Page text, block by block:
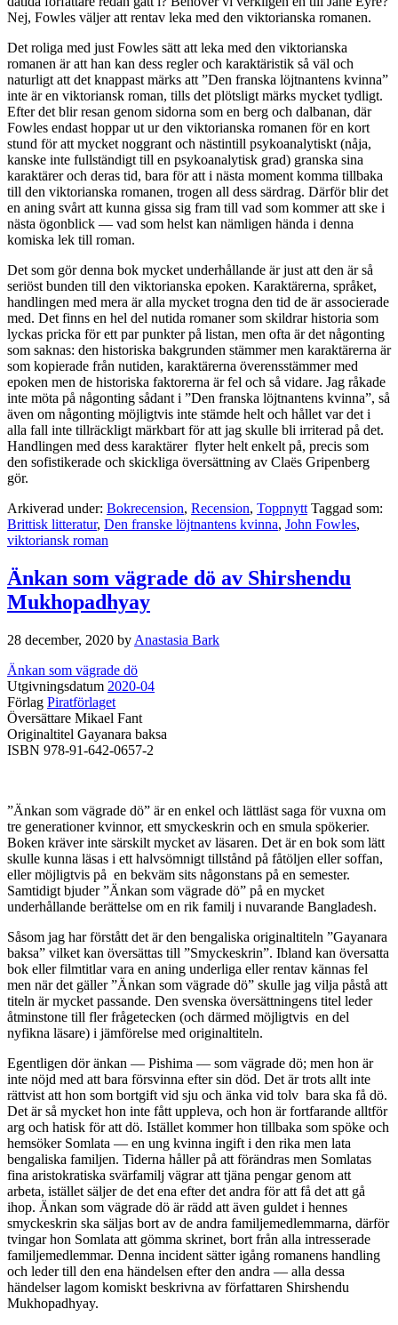
Nej, Fowles väljer att rentav leka med den viktorianska romanen.
Det roliga med just Fowles sätt att leka med den viktorianska
romanen är att han kan dess regler och karaktäristik så väl och
naturligt att det knappast märks att ”Den franska löjtnantens kvinna”
inte är en viktoriansk roman, tills det plötsligt märks mycket tydligt.
Efter det blir resan genom sidorna som en berg och dalbanan, där
Fowles endast hoppar ut ur den viktorianska romanen för en kort
stund för att mycket noggrant och nästintill psykoanalytiskt (nåja,
kanske inte fullständigt till en psykoanalytisk grad) granska sina
karaktärer och deras tid, bara för att i nästa moment komma tillbaka
till den viktorianska romanen, trogen all dess särdrag. Därför blir det
en aning svårt att kunna gissa sig fram till vad som kommer att ske i
nästa ögonblick — vad som helst kan nämligen hända i denna
komiska lek till roman.
Det som gör denna bok mycket underhållande är just att den är så
seriöst bunden till den viktorianska epoken. Karaktärerna, språket,
handlingen med mera är alla mycket trogna den tid de är associerade
med. Det finns en hel del nutida romaner som skildrar historia som
lyckas pricka för ett par punkter på listan, men ofta är det någonting
som saknas: den historiska bakgrunden stämmer men karaktärerna är
som kopierade från nutiden, karaktärerna överensstämmer med
epoken men de historiska faktorerna är fel och så vidare. Jag råkade
inte möta på någonting sådant i ”Den franska löjtnantens kvinna”, så
även om någonting möjligtvis inte stämde helt och hållet var det i
alla fall inte tillräckligt märkbart för att jag skulle bli irriterad på det.
Handlingen med dess karaktärer flyter helt enkelt på, precis som
den sofistikerade och skickliga översättning av Claës Gripenberg
gör.
Arkiverad under: Bokrecension, Recension, Toppnytt Taggad som:
Brittisk litteratur, Den franske löjtnantens kvinna, John Fowles,
viktoriansk roman
Änkan som vägrade dö av Shirshendu
Mukhopadhyay
28 december, 2020 by Anastasia Bark
Änkan som vägrade dö
Utgivningsdatum 2020-04
Förlag Piratförlaget
Översättare Mikael Fant
Originaltitel Gayanara baksa
ISBN 978-91-642-0657-2
”Änkan som vägrade dö” är en enkel och lättläst saga för vuxna om
tre generationer kvinnor, ett smyckeskrin och en smula spökerier.
Boken kräver inte särskilt mycket av läsaren. Det är en bok som lätt
skulle kunna läsas i ett halvsömnigt tillstånd på fåtöljen eller soffan,
eller möjligtvis på en bekväm sits någonstans på en semester.
Samtidigt bjuder ”Änkan som vägrade dö” på en mycket
underhållande berättelse om en rik familj i nuvarande Bangladesh.
Såsom jag har förstått det är den bengaliska originaltiteln ”Gayanara
baksa” vilket kan översättas till ”Smyckeskrin”. Ibland kan översatta
bok eller filmtitlar vara en aning underliga eller rentav kännas fel
men när det gäller ”Änkan som vägrade dö” skulle jag vilja påstå att
titeln är mycket passande. Den svenska översättningens titel leder
åtminstone till fler frågetecken (och därmed möjligtvis en del
nyfikna läsare) i jämförelse med originaltiteln.
Egentligen dör änkan — Pishima — som vägrade dö; men hon är
inte nöjd med att bara försvinna efter sin död. Det är trots allt inte
rättvist att hon som bortgift vid sju och änka vid tolv bara ska få dö.
Det är så mycket hon inte fått uppleva, och hon är fortfarande alltför
arg och hatisk för att dö. Istället kommer hon tillbaka som spöke och
hemsöker Somlata — en ung kvinna ingift i den rika men lata
bengaliska familjen. Tiderna håller på att förändras men Somlatas
fina aristokratiska svärfamilj vägrar att tjäna pengar genom att
arbeta, istället säljer de det ena efter det andra för att få det att gå
ihop. Änkan som vägrade dö är rädd att även guldet i hennes
smyckeskrin ska säljas bort av de andra familjemedlemmarna, därför
tvingar hon Somlata att gömma skrinet, bort från alla intresserade
familjemedlemmar. Denna incident sätter igång romanens handling
och leder till den ena händelsen efter den andra — alla dessa
händelser lagom komiskt beskrivna av författaren Shirshendu
Mukhopadhyay.